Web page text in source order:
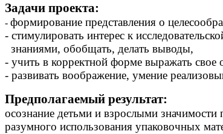
Задачи проекта:
- формирование представления о
- стимулировать интерес к
знаниями, обобщать, делать выводы,
- учить в корректной форме выражать
- развивать воображение, умение
Предполагаемый результат:
осознание детьми и взрослыми
разумного использования упаковочных